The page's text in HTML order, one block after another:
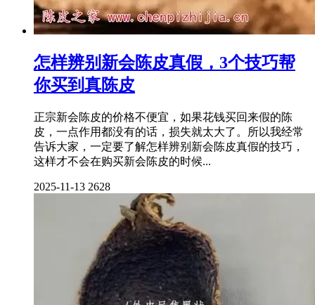
怎样辨别新会陈皮真假，3个技巧帮
你买到真陈皮
正宗新会陈皮的价格不便宜，如果花钱买回来假的陈
皮，一点作用都没有的话，损失就太大了。所以我经常
告诉大家，一定要了解怎样辨别新会陈皮真假的技巧，
这样才不会在购买新会陈皮的时候...
2025-11-13 2628